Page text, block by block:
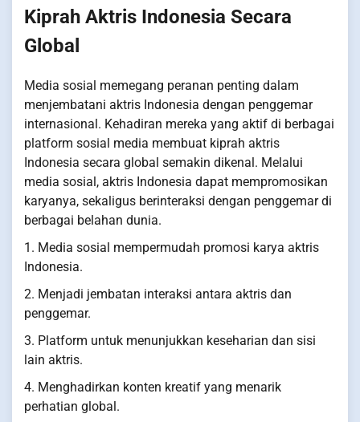
Kiprah Aktris Indonesia Secara
Global
Media sosial memegang peranan penting dalam
menjembatani aktris Indonesia dengan penggemar
internasional. Kehadiran mereka yang aktif di berbagai
platform sosial media membuat kiprah aktris
Indonesia secara global semakin dikenal. Melalui
media sosial, aktris Indonesia dapat mempromosikan
karyanya, sekaligus berinteraksi dengan penggemar di
berbagai belahan dunia.
1. Media sosial mempermudah promosi karya aktris
Indonesia.
2. Menjadi jembatan interaksi antara aktris dan
penggemar.
3. Platform untuk menunjukkan keseharian dan sisi
lain aktris.
4. Menghadirkan konten kreatif yang menarik
perhatian global.